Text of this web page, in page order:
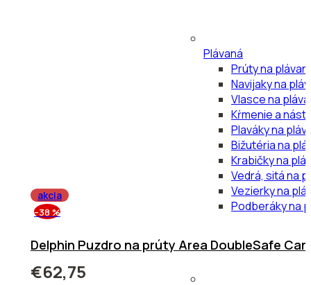
Plávaná
Prúty na
Navijaky na
Vlasce na
Kŕmenie a
Plaváky na
Bižutéria na
Krabičky na
Vedrá, sitá na
Vezierky na
Podberáky na
akcia
–38 %
Delphin Puzdro na prúty Area DoubleSafe
€62,75